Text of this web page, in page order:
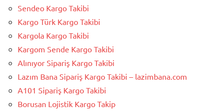
Sendeo Kargo Takibi
Kargo Türk Kargo Takibi
Kargola Kargo Takibi
Kargom Sende Kargo Takibi
Alınıyor Sipariş Kargo Takibi
Lazım Bana Sipariş Kargo Takibi – lazimbana.com
A101 Sipariş Kargo Takibi
Borusan Lojistik Kargo Takip